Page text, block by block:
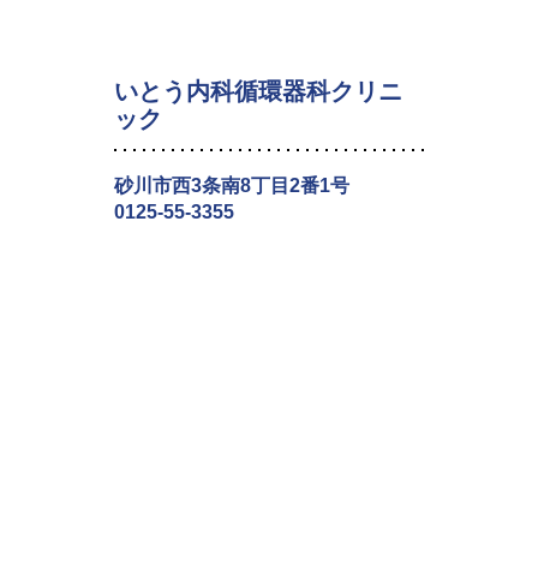
いとう内科循環器科クリニ
ック
砂川市西3条南8丁目2番1号
0125-55-3355